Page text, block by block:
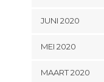
JUNI 2020
MEI 2020
MAART 2020